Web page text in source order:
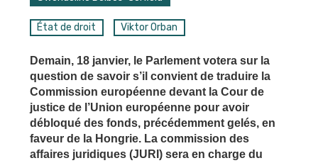
État de droit Viktor Orban
Demain, 18 janvier, le Parlement votera sur la
question de savoir s’il convient de traduire la
Commission européenne devant la Cour de
justice de l’Union européenne pour avoir
débloqué des fonds, précédemment gelés, en
faveur de la Hongrie. La commission des
affaires juridiques (JURI) sera en charge du